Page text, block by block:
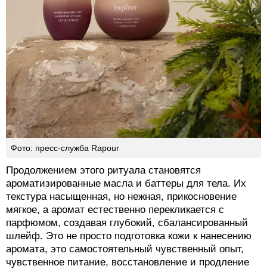
Фото: пресс-служба Rapour
Продолжением этого ритуала становятся
ароматизированные масла и баттеры для тела. Их
текстура насыщенная, но нежная, прикосновение
мягкое, а аромат естественно перекликается с
парфюмом, создавая глубокий, сбалансированный
шлейф. Это не просто подготовка кожи к нанесению
аромата, это самостоятельный чувственный опыт,
чувственное питание, восстановление и продление